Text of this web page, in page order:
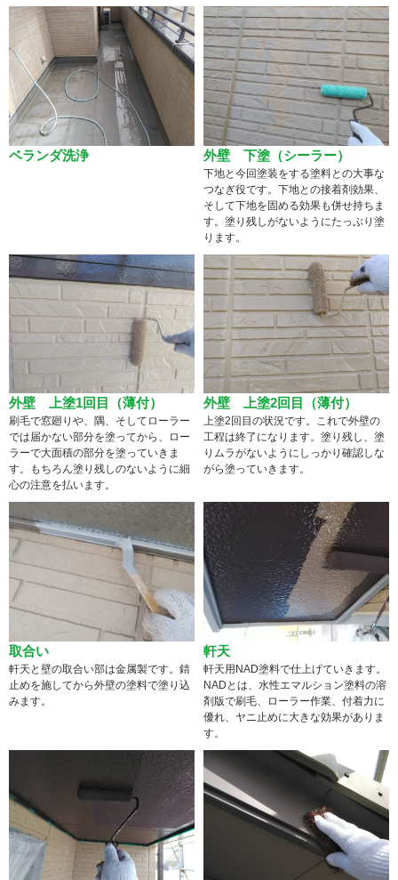
ベランダ洗浄 外壁 下塗（シーラー）
下地と今回塗装をする塗料との大事な
つなぎ役です。下地との接着剤効果、
そして下地を固める効果も併せ持ちま
す。塗り残しがないようにたっぷり塗
ります。
外壁 上塗1回目（薄付）
刷毛で窓廻りや、隅、そしてローラー
では届かない部分を塗ってから、ロー
ラーで大面積の部分を塗っていきま
す。もちろん塗り残しのないように細
心の注意を払います。
外壁 上塗2回目（薄付）
上塗2回目の状況です。これで外壁の
工程は終了になります。塗り残し、塗
りムラがないようにしっかり確認しな
がら塗っていきます。
取合い
軒天と壁の取合い部は金属製です。錆
止めを施してから外壁の塗料で塗り込
みます。
軒天
軒天用NAD塗料で仕上げていきます。
NADとは、水性エマルション塗料の溶
剤版で刷毛、ローラー作業、付着力に
優れ、ヤニ止めに大きな効果がありま
す。